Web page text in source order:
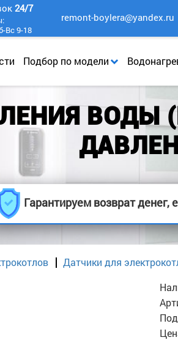
Подбор по модели
24/7
Вс 9-18
remont-boylera@yandex.ru
ВОДЫ
Гарантируем возврат денег,
Датчики для